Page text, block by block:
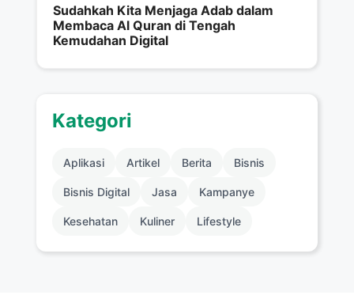
Sudahkah Kita Menjaga Adab dalam
Membaca Al Quran di Tengah
Kemudahan Digital
Kategori
Aplikasi Artikel Berita Bisnis
Bisnis Digital Jasa Kampanye
Kesehatan Kuliner Lifestyle